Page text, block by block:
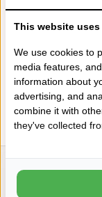
REVERSIBLE
CURCUMA (870),
PER M²,
€148,00
This website
We use cookies to
media features,
information about
advertising, and
combine it with
they've collected